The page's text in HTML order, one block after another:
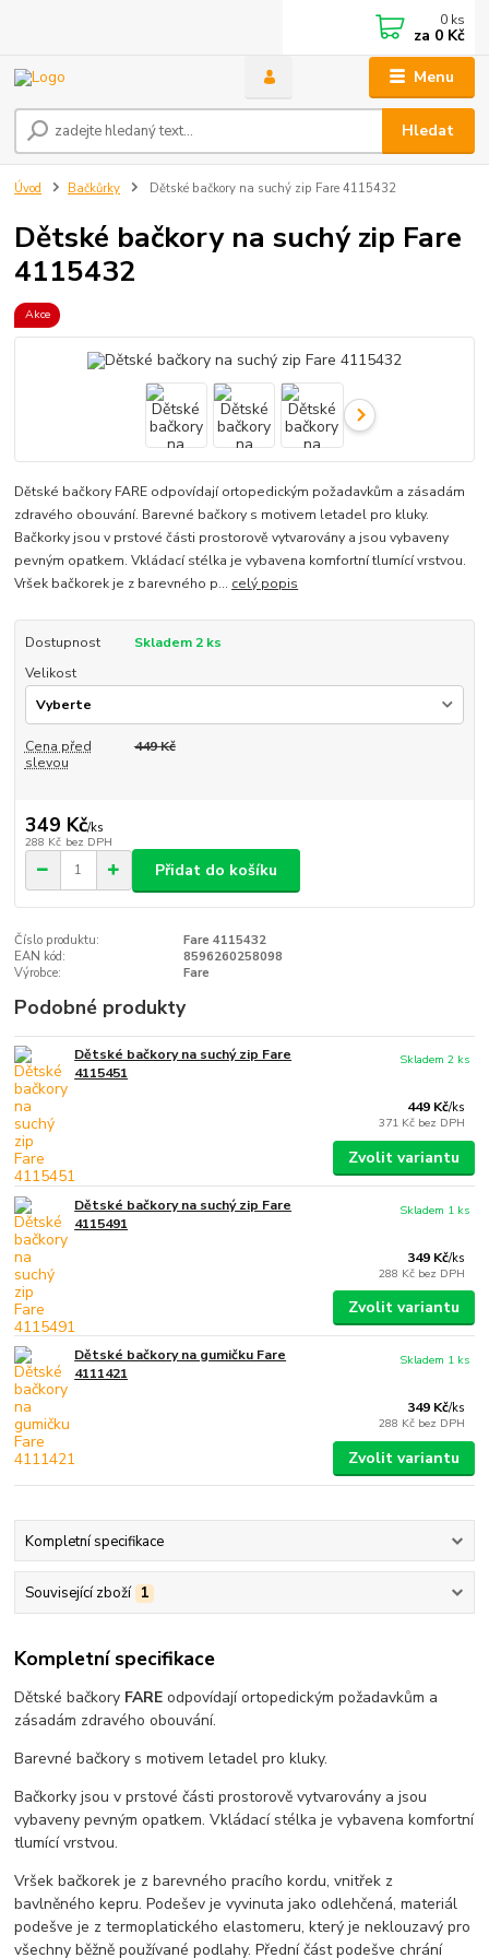
Menu
Hledat
0 ks
za 0 Kč
Úvod Bačkůrky Dětské bačkory na suchý zip Fare 4115432
Dětské bačkory na suchý zip Fare
4115432
Akce
Dětské bačkory FARE odpovídají ortopedickým požadavkům a zásadám
zdravého obouvání. Barevné bačkory s motivem letadel pro kluky.
Bačkorky jsou v prstové části prostorově vytvarovány a jsou vybaveny
pevným opatkem. Vkládací stélka je vybavena komfortní tlumící vrstvou.
Vršek bačkorek je z barevného p... celý popis
Dostupnost
Skladem 2 ks
Velikost
Cena před
slevou
449 Kč
349 Kč/ks
288 Kč bez DPH
Přidat do košíku
Číslo produktu:
Fare 4115432
EAN kód:
8596260258098
Výrobce:
Fare
Podobné produkty
Dětské bačkory na suchý zip Fare
4115451
449 Kč/ks
371 Kč bez DPH
Skladem 2 ks
Zvolit variantu
Dětské bačkory na suchý zip Fare
4115491
349 Kč/ks
288 Kč bez DPH
Skladem 1 ks
Zvolit variantu
Dětské bačkory na gumičku Fare
4111421
349 Kč/ks
288 Kč bez DPH
Skladem 1 ks
Zvolit variantu
Kompletní specifikace
Související zboží 1
Kompletní specifikace
Dětské bačkory FAREodpovídají ortopedickým požadavkům a
zásadám zdravého obouvání.
Barevné bačkory s motivem letadel pro kluky.
Bačkorky jsou v prstové části prostorově vytvarovány a jsou
vybaveny pevným opatkem. Vkládací stélka je vybavena komfortní
tlumící vrstvou.
Vršek bačkorek je z barevného pracího kordu, vnitřek z
bavlněného kepru. Podešev je vyvinuta jako odlehčená, materiál
podešve je z termoplatického elastomeru, který je neklouzavý pro
všechny běžně používané podlahy. Přední část podešve chrání